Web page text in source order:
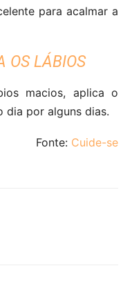
para acalmar a
OS LÁBIOS
macios, aplica o
dia por alguns dias.
Fonte: Cuide-se